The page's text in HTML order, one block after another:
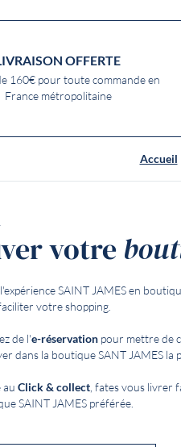
OFFERTE
160€ pour toute commande en
France métropolitaine
Accueil
votre
SAINT JAMES en
votre shopping.
de l'e-réservation pour mettre de
dans la boutique SANT JAMES la
au Click & collect , fates vous livrer
SAINT JAMES préférée.